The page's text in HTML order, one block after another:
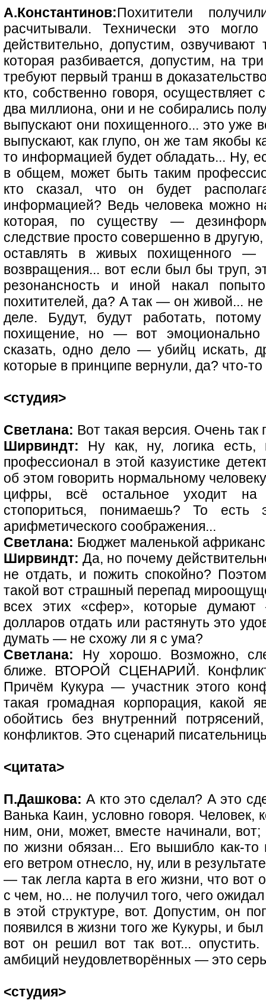
А.Константинов:Похитители
расчитывали. Технически это
действительно, допустим,
которая разбивается, допустим, на
требуют первый транш в
кто, собственно говоря,
два миллиона, они и не собирались
выпускают они похищенного... это уже
выпускают, как глупо, он же там якобы
то информацией будет обладать... Ну,
в общем, может быть таким
кто сказал, что он будет
информацией? Ведь человека можно
которая, по существу —
следствие просто совершенно в
оставлять в живых похищенного —
возвращения... вот если был бы труп,
резонансность и иной накал
похитителей, да? А так — он живой...
деле. Будут, будут работать,
похищение, но — вот эмоционально
сказать, одно дело — убийц искать,
которые в принципе вернули, да? что-
<студия>
Светлана: Вот такая версия. Очень так
Ширвиндт: Ну как, ну, логика
профессионал в этой казуистике
об этом говорить нормальному
цифры, всё остальное уходит
стопориться, понимаешь? То
арифметического соображения...
Светлана: Бюджет маленькой
Ширвиндт: Да, но почему
не отдать, и пожить спокойно?
такой вот страшный перепад
всех этих «сфер», которые
долларов отдать или растянуть это
думать — не схожу ли я с ума?
Светлана: Ну хорошо. Возможно,
ближе. ВТОРОЙ СЦЕНАРИЙ. Конфликт
Причём Кукура — участник этого
такая громадная корпорация, какой
обойтись без внутренний
конфликтов. Это сценарий
<цитата>
П.Дашкова: А кто это сделал? А это
Ванька Каин, условно говоря. Человек,
ним, они, может, вместе начинали, вот;
по жизни обязан... Его вышибло как-то
его ветром отнесло, ну, или в
— так легла карта в его жизни, что вот
с чем, но... не получил того, чего
в этой структуре, вот. Допустим, он
появился в жизни того же Кукуры, и
вот он решил вот так вот...
амбиций неудовлетворённых — это
<студия>